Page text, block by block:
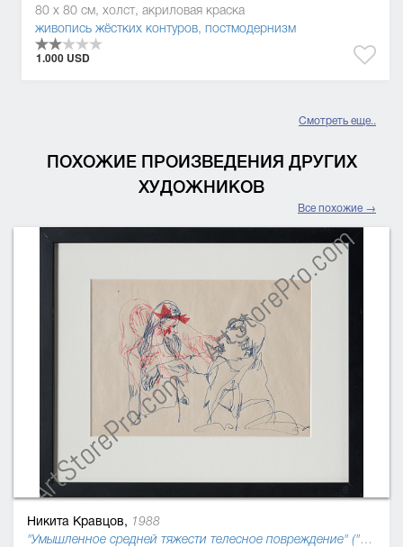
80 x 80 см, холст, акриловая краска
живопись жёстких контуров, постмодернизм
1.000 USD
Смотреть еще..
ПОХОЖИЕ ПРОИЗВЕДЕНИЯ ДРУГИХ
ХУДОЖНИКОВ
Все похожие →
Никита Кравцов, 1988
"Умышленное средней тяжести телесное повреждение" ("Криминальный кодекс Украины 2016"), 2015